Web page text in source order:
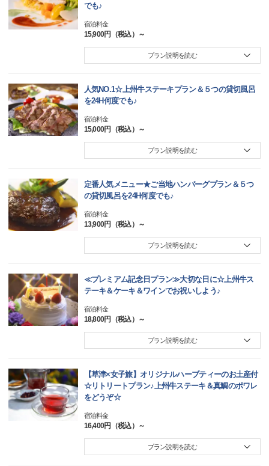
でも♪
宿泊料金
15,900円（税込）～
プラン説明を読む
人気NO.1☆上州牛ステーキプラン＆５つの貸切風呂
を24H何度でも♪
宿泊料金
15,000円（税込）～
プラン説明を読む
定番人気メニュー★ご当地ハンバーグプラン＆５つ
の貸切風呂を24H何度でも♪
宿泊料金
13,900円（税込）～
プラン説明を読む
≪プレミアム記念日プラン≫大切な日に☆上州牛ス
テーキ＆ケーキ＆ワインでお祝いしよう♪
宿泊料金
18,800円（税込）～
プラン説明を読む
【草津×女子旅】オリジナルハーブティーのお土産付
☆リトリートプラン♪上州牛ステーキ＆真鯛のポワレ
をどうぞ☆
宿泊料金
16,400円（税込）～
プラン説明を読む